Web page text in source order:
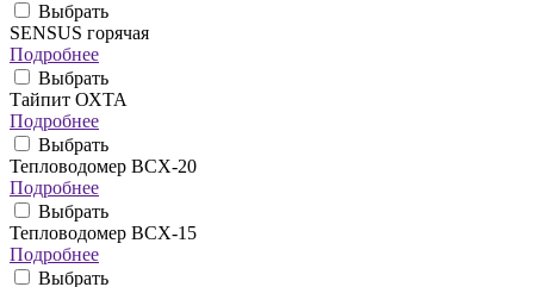
Выбрать
SENSUS горячая
Подробнее
Выбрать
Тайпит ОХТА
Подробнее
Выбрать
Тепловодомер ВСХ-20
Подробнее
Выбрать
Тепловодомер ВСХ-15
Подробнее
Выбрать